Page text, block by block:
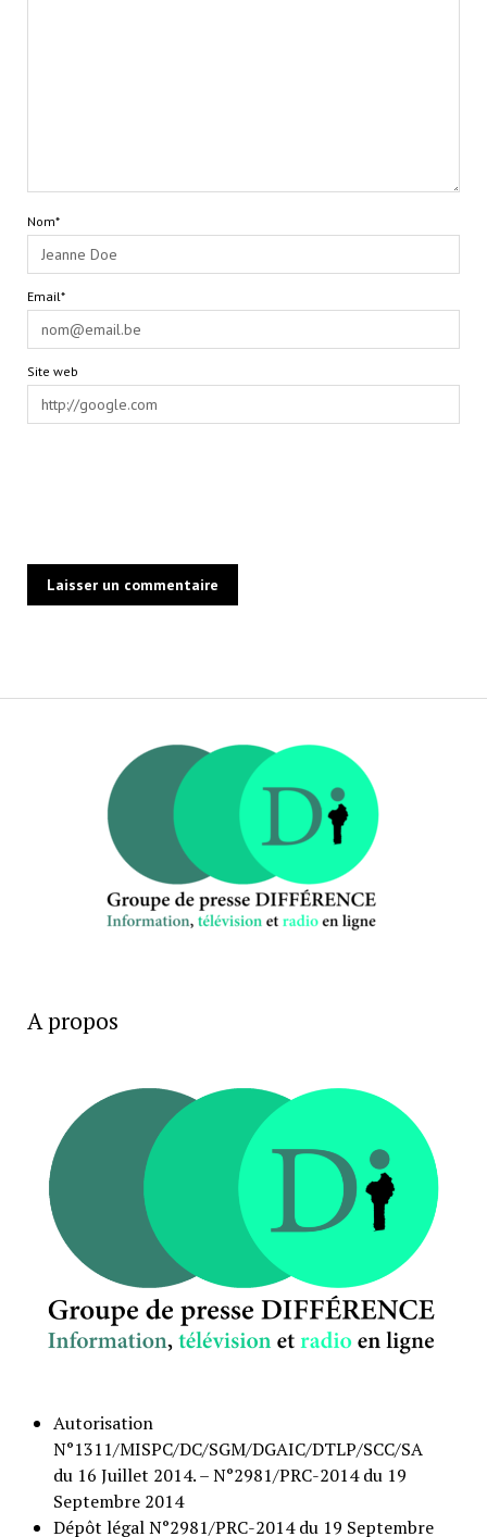
Nom*
Email*
Site web
A propos
Autorisation
N°1311/MISPC/DC/SGM/DGAIC/DTLP/SCC/SA
du 16 Juillet 2014. – N°2981/PRC-2014 du 19
Septembre 2014
Dépôt légal N°2981/PRC-2014 du 19 Septembre